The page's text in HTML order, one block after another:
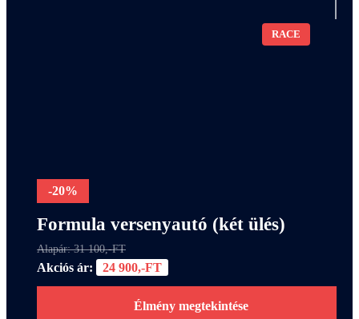
RACE
-20%
Formula versenyautó (két ülés)
Alapár: 31 100,-FT
Akciós ár: 24 900,-FT
Élmény megtekintése